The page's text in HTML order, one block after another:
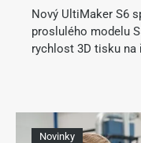
Nový UltiMaker S6
proslulého modelu
rychlost 3D tisku na
Novinky